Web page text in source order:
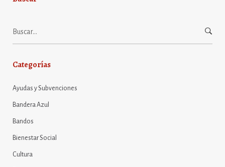
Categorías
Ayudas y Subvenciones
Bandera Azul
Bandos
Bienestar Social
Cultura